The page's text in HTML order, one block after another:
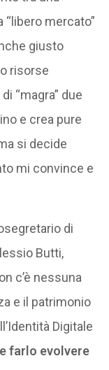
“libero mercato”
giusto
risorse
“magra” due
e crea pure
si decide
mi convince e
di
Butti,
c’è nessuna
e il patrimonio
Digitale
farlo evolvere